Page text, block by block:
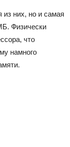
них, но и самая
Физически
что
намного